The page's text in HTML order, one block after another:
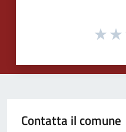
Contatta il comune